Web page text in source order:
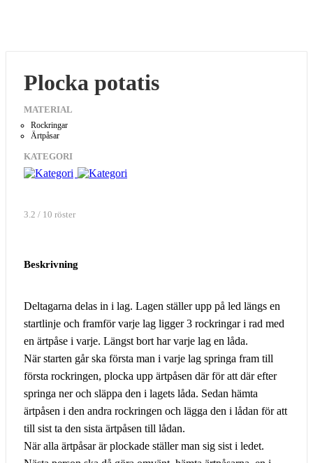
Plocka potatis
MATERIAL
Rockringar
Ärtpåsar
KATEGORI
3.2 / 10 röster
Beskrivning
Deltagarna delas in i lag. Lagen ställer upp på led längs en
startlinje och framför varje lag ligger 3 rockringar i rad med
en ärtpåse i varje. Längst bort har varje lag en låda.
När starten går ska första man i varje lag springa fram till
första rockringen, plocka upp ärtpåsen där för att där efter
springa ner och släppa den i lagets låda. Sedan hämta
ärtpåsen i den andra rockringen och lägga den i lådan för att
till sist ta den sista ärtpåsen till lådan.
När alla ärtpåsar är plockade ställer man sig sist i ledet.